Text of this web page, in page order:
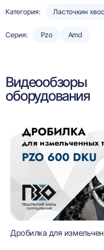
Категория: Ласточкин
Серия: Pzo Amd
Видеообзоры
оборудования
Дробилка для